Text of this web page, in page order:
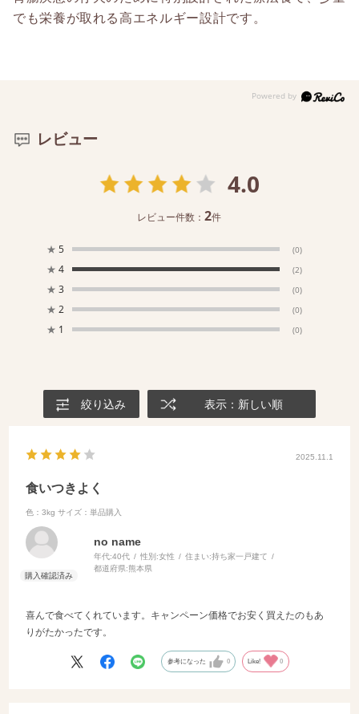
でも栄養が取れる高エネルギー設計です。
レビュー
4.0
レビュー件数：2件
★ 5 (0)
★ 4 (2)
★ 3 (0)
★ 2 (0)
★ 1 (0)
絞り込み 表示：新しい順
2025.11.1
食いつきよく
色：3kg サイズ：単品購入
no name
年代:40代 性別:女性 住まい:持ち家一戸建て
都道府県:熊本県
喜んで食べてくれています。キャンペーン価格でお安く買えたのもあ
りがたかったです。
参考になった 0 Like! 0